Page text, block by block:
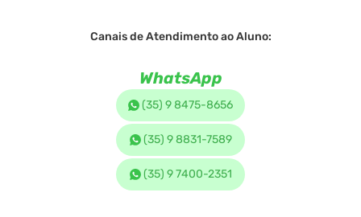
Canais de Atendimento ao Aluno:
WhatsApp
(35) 9 8475-8656
(35) 9 8831-7589
(35) 9 7400-2351